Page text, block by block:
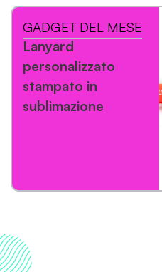
GADGET DEL MESE
Lanyard
personalizzato
stampato in
sublimazione